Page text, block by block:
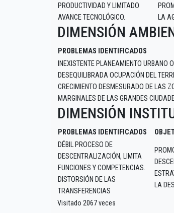
PRODUCTIVIDAD Y LIMITADO
AVANCE TECNOLÓGICO.
LA
DIMENSIÓN
PROBLEMAS IDENTIFICADOS
INEXISTENTE PLANEAMIENTO URBANO
DESEQUILIBRADA OCUPACIÓN DEL
CRECIMIENTO DESMESURADO DE LAS
MARGINALES DE LAS GRANDES
DIMENSIÓN
PROBLEMAS IDENTIFICADOS
DÉBIL PROCESO DE
DESCENTRALIZACIÓN, LIMITA
FUNCIONES Y COMPETENCIAS.
DISTORSIÓN DE LAS
TRANSFERENCIAS
LA
Visitado 2067 veces